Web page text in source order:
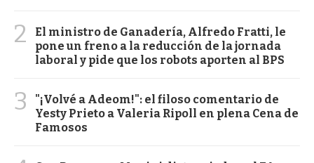
2
El ministro de Ganadería, Alfredo Fratti, le
pone un freno a la reducción de la jornada
laboral y pide que los robots aporten al BPS
3
"¡Volvé a Adeom!": el filoso comentario de
Yesty Prieto a Valeria Ripoll en plena Cena de
Famosos